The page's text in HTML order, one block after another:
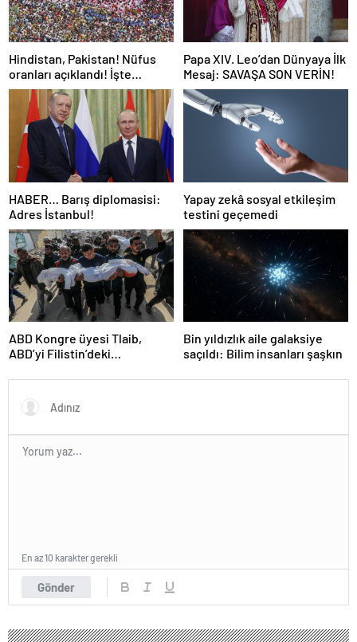
Hindistan, Pakistan! Nüfus
oranları açıklandı! İşte
Dünyanın en kalabalık ülkesi!
Dünya haritası ülkeler!
Papa XIV. Leo’dan Dünyaya İlk
Mesaj: SAVAŞA SON VERİN!
HABER… Barış diplomasisi:
Adres İstanbul!
Yapay zekâ sosyal etkileşim
testini geçemedi
ABD Kongre üyesi Tlaib,
ABD’yi Filistin’deki
olmakla itham etti
Bin yıldızlık aile galaksiye
saçıldı: Bilim insanları şaşkın
Gönder
En az 10 karakter gerekli